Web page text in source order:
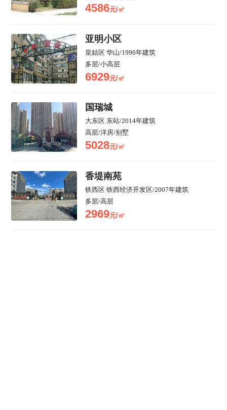
4586元/㎡
亚明小区
皇姑区 华山/1996年建筑
多层/小高层
6929元/㎡
国瑞城
大东区 东站/2014年建筑
高层/洋房/别墅
5028元/㎡
香堤南苑
铁西区 铁西经济开发区/2007年建筑
多层/高层
2969元/㎡